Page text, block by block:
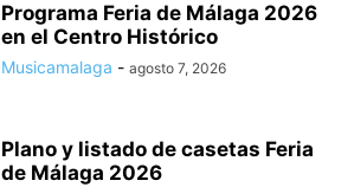
Programa Feria de Málaga 2026
en el Centro Histórico
Musicamalaga - agosto 7, 2026
Plano y listado de casetas Feria
de Málaga 2026